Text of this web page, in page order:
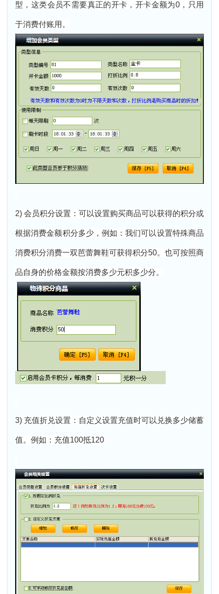
型，这类会员不需要真正的开卡，开卡金额为0，只用
于消费付账用。
2) 会员积分设置：可以设置购买商品可以获得的积分或
根据消费金额积分多少，例如：我们可以设置特殊商品
消费积分消费一双芭蕾舞鞋可获得积分50。也可按照商
品自身的价格金额按消费多少元积多少分。
3) 充值折兑设置：自定义设置充值时可以兑换多少储蓄
值。例如：充值100抵120